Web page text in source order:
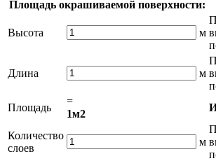
Площадь окрашиваемой поверхности:
Высота м
Длина м
Площадь
=
1м2
Количество
слоев
м